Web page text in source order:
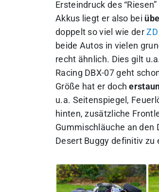
Ersteindruck des
Akkus liegt er also bei
doppelt so viel wie der
beide Autos in vielen
recht ähnlich. Dies gilt
Racing DBX-07 geht
Größe hat er doch
u.a. Seitenspiegel,
hinten, zusätzliche
Gummischläuche an den
Desert Buggy definitiv zu